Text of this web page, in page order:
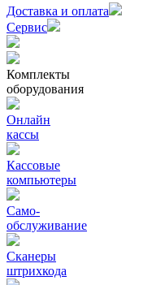
Доставка и оплата
Сервис
Комплекты
оборудования
Онлайн
кассы
Кассовые
компьютеры
Само-
обслуживание
Сканеры
штрихкода